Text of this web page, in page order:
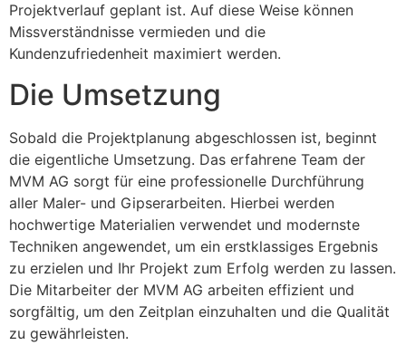
Projektverlauf geplant ist. Auf diese Weise können
Missverständnisse vermieden und die
Kundenzufriedenheit maximiert werden.
Die Umsetzung
Sobald die Projektplanung abgeschlossen ist, beginnt
die eigentliche Umsetzung. Das erfahrene Team der
MVM AG sorgt für eine professionelle Durchführung
aller Maler- und Gipserarbeiten. Hierbei werden
hochwertige Materialien verwendet und modernste
Techniken angewendet, um ein erstklassiges Ergebnis
zu erzielen und Ihr Projekt zum Erfolg werden zu lassen.
Die Mitarbeiter der MVM AG arbeiten effizient und
sorgfältig, um den Zeitplan einzuhalten und die Qualität
zu gewährleisten.